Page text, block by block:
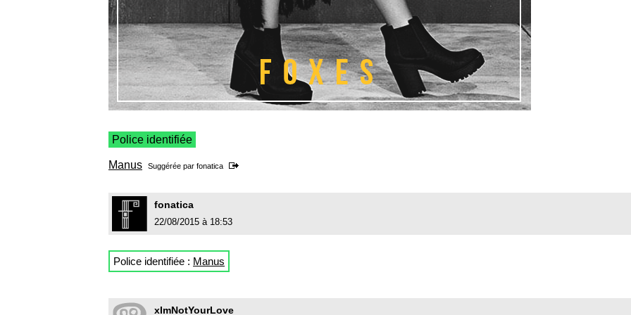
Police identifiée
Manus Suggérée par fonatica
fonatica
22/08/2015 à 18:53
Police identifiée : Manus
xImNotYourLove